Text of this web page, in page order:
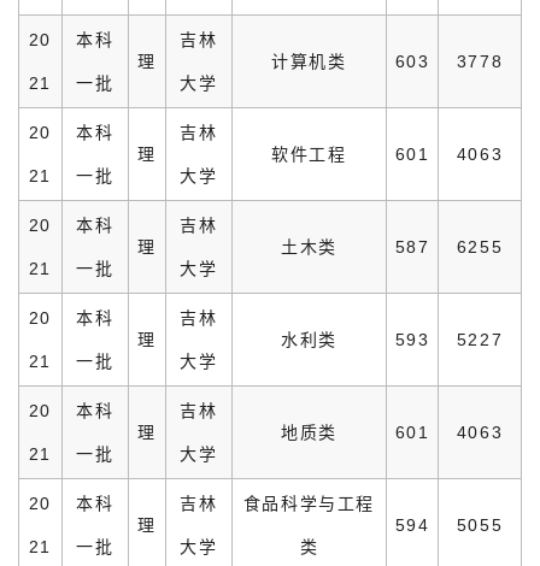
20
21
本科
一批
理
吉林
大学
计算机类 603 3778
20
21
本科
一批
理
吉林
大学
软件工程 601 4063
20
21
本科
一批
理
吉林
大学
土木类 587 6255
20
21
本科
一批
理
吉林
大学
水利类 593 5227
20
21
本科
一批
理
吉林
大学
地质类 601 4063
20
21
本科
一批
理
吉林
大学
食品科学与工程
类
594 5055